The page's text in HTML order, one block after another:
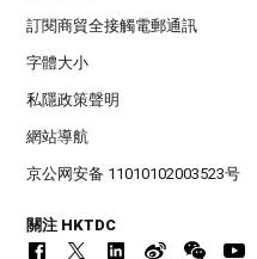
訂閱商貿全接觸電郵通訊
字體大小
私隱政策聲明
網站導航
京公网安备 11010102003523号
關注 HKTDC